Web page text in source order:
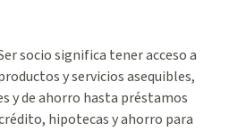
socio significa tener acceso a
y servicios asequibles,
y de ahorro hasta préstamos
hipotecas y ahorro para